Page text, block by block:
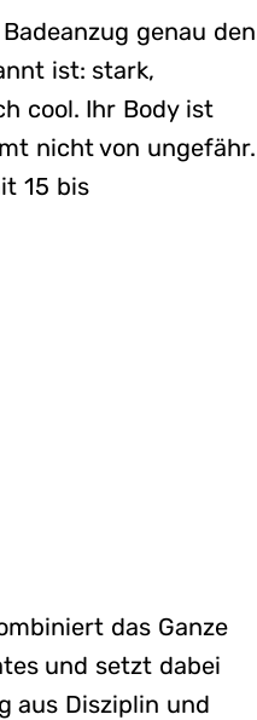
genau den
ist: stark,
cool. Ihr Body ist
nicht von ungefähr.
15 bis
das Ganze
und setzt dabei
aus Disziplin und